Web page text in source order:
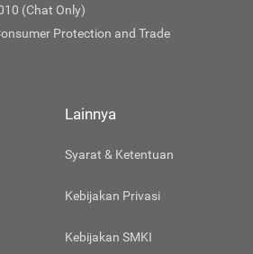
(Chat Only)
Protection and Trade
Lainnya
Syarat & Ketentuan
Kebijakan Privasi
Kebijakan SMKI